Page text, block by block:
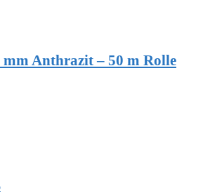
Anthrazit – 50 m Rolle